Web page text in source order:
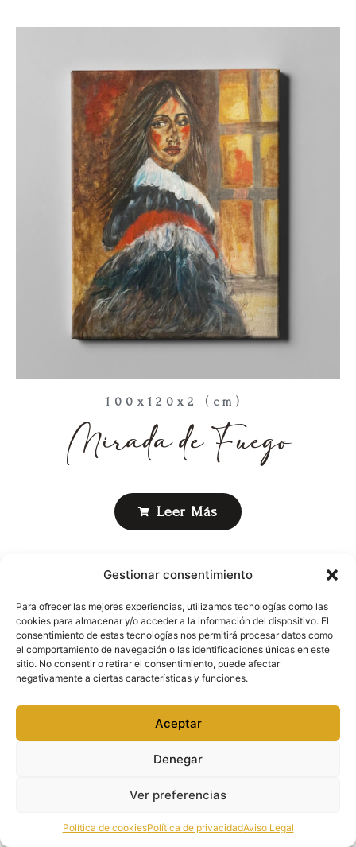
Gestionar consentimiento
Para ofrecer las mejores experiencias, utilizamos tecnologías como las
cookies para almacenar y/o acceder a la información del dispositivo. El
consentimiento de estas tecnologías nos permitirá procesar datos como
el comportamiento de navegación o las identificaciones únicas en este
sitio. No consentir o retirar el consentimiento, puede afectar
negativamente a ciertas características y funciones.
Aceptar
Denegar
Ver preferencias
Política de cookiesPolítica de privacidadAviso Legal
100x120x2 (cm)
Mirada de Fuego
Leer Más